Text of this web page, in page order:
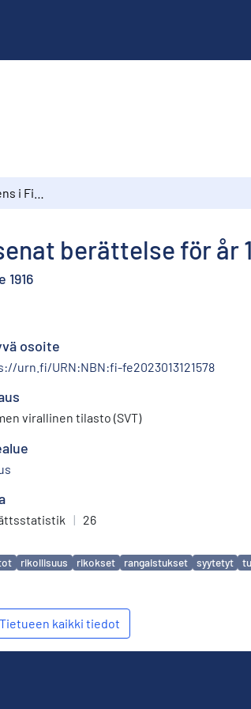
berättelse för år
osoite
urn.fi/URN:NBN:fi-fe2023013121578
virallinen tilasto (SVT)
| 26
rikollisuus rikokset rangaistukset syytetyt
Tietueen kaikki tiedot